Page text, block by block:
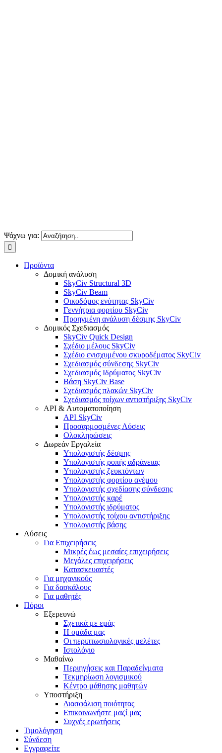
Ψάχνω για:
Προϊόντα
Δομική ανάλυση
SkyCiv Structural 3D
SkyCiv Beam
Οικοδόμος ενότητας SkyCiv
Γεννήτρια φορτίου SkyCiv
Προηγμένη ανάλυση δέσμης SkyCiv
Δομικός Σχεδιασμός
SkyCiv Quick Design
Σχέδιο μέλους SkyCiv
Σχέδιο ενισχυμένου σκυροδέματος SkyCiv
Σχεδιασμός σύνδεσης SkyCiv
Σχεδιασμός Ιδρύματος SkyCiv
Βάση SkyCiv Base
Σχεδιασμός πλακών SkyCiv
Σχεδιασμός τοίχων αντιστήριξης SkyCiv
API & Αυτοματοποίηση
API SkyCiv
Προσαρμοσμένες Λύσεις
Ολοκληρώσεις
Δωρεάν Εργαλεία
Υπολογιστής δέσμης
Υπολογιστής ροπής αδράνειας
Υπολογιστής ζευκτόντων
Υπολογιστής φορτίου ανέμου
Υπολογιστής σχεδίασης σύνδεσης
Υπολογιστής καρέ
Υπολογιστής ιδρύματος
Υπολογιστής τοίχου αντιστήριξης
Υπολογιστής βάσης
Λύσεις
Για Επιχειρήσεις
Μικρές έως μεσαίες επιχειρήσεις
Μεγάλες επιχειρήσεις
Κατασκευαστές
Για μηχανικούς
Για δασκάλους
Για μαθητές
Πόροι
Εξερευνώ
Σχετικά με εμάς
Η ομάδα μας
Οι περιπτωσιολογικές μελέτες
Ιστολόγιο
Μαθαίνω
Περιηγήσεις και Παραδείγματα
Τεκμηρίωση λογισμικού
Κέντρο μάθησης μαθητών
Υποστήριξη
Διασφάλιση ποιότητας
Επικοινωνήστε μαζί μας
Συχνές ερωτήσεις
Τιμολόγηση
Σύνδεση
Εγγραφείτε